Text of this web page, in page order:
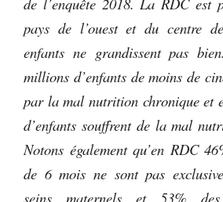
pays de l’ouest et du centre
enfants ne grandissent pas
millions d’enfants de moins de
par la mal nutrition chronique et
d’enfants souffrent de la mal
Notons également qu’en RDC
de 6 mois ne sont pas
seins maternels et 53%